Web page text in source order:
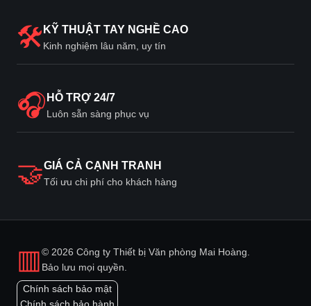
🛠 KỸ THUẬT TAY NGHỀ CAO
Kinh nghiệm lâu năm, uy tín
🎧 HỖ TRỢ 24/7
Luôn sẵn sàng phục vụ
🤝GIÁ CẢ CẠNH TRANH
Tối ưu chi phí cho khách hàng
▥© 2026 Công ty Thiết bị Văn phòng Mai Hoàng.
Bảo lưu mọi quyền.
Chính sách bảo mật